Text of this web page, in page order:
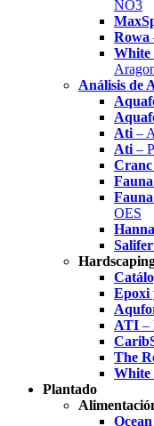
NO3
Rowa
White
Análisis de
Ati –
Ati –
Cranc
OES
Epoxi
ATI –
The
White
Plantado